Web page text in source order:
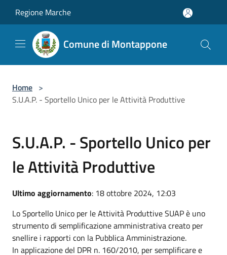
Regione Marche
Comune di Montappone
Home >
S.U.A.P. - Sportello Unico per le Attività Produttive
S.U.A.P. - Sportello Unico per
le Attività Produttive
Ultimo aggiornamento: 18 ottobre 2024, 12:03
Lo Sportello Unico per le Attività Produttive SUAP è uno
strumento di semplificazione amministrativa creato per
snellire i rapporti con la Pubblica Amministrazione.
In applicazione del DPR n. 160/2010, per semplificare e